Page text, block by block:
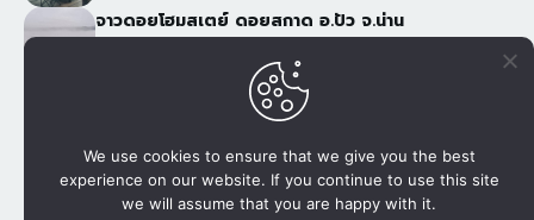
จาวดอยโฮมสเตย์ ดอยสกาด อ.ปัว จ.น่าน
ภูฟ้าอารีย์ 2 ภูชี้ฟ้า เชียงราย
เว็บไซต์เพื่อการจองที่พัก, แพกเกจกับผู้ให้บริการโดยตรง โทรศัพท์
080 502 8999
We use cookies to ensure that we give you the best
experience on our website. If you continue to use this site
we will assume that you are happy with it.